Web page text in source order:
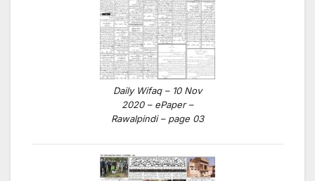
Daily Wifaq – 10 Nov
2020 – ePaper –
Rawalpindi – page 03